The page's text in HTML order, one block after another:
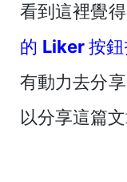
看到這裡覺
的 Liker 按鈕
有動力去分
以分享這篇文